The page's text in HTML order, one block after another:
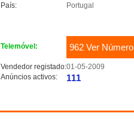
País:
Portugal
Telemóvel: 962 Ver Número
Vendedor registado:01-05-2009
Anúncios activos:
111